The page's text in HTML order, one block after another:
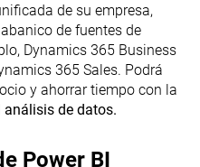
de su empresa,
de fuentes de
Dynamics 365 Business
365 Sales. Podrá
y ahorrar tiempo con la
de datos.
Power BI